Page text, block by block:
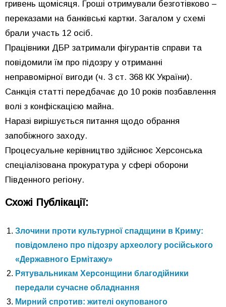
гривень щомісяця. Гроші отримували безготівково –
переказами на банківські картки. Загалом у схемі
брали участь 12 осіб.
Працівники ДБР затримали фігурантів справи та
повідомили їм про підозру у отриманні
неправомірної вигоди (ч. 3 ст. 368 КК України).
Санкція статті передбачає до 10 років позбавлення
волі з конфіскацією майна.
Наразі вирішується питання щодо обрання
запобіжного заходу.
Процесуальне керівництво здійснює Херсонська
спеціалізована прокуратура у сфері оборони
Південного регіону.
Схожі Публікації:
Злочини проти культурної спадщини в Криму:
повідомлено про підозру археологу російського
«Державного Ермітажу»
Рятувальникам Херсонщини благодійники
передали сучасне обладнання
Мирний спротив: жителі окупованого